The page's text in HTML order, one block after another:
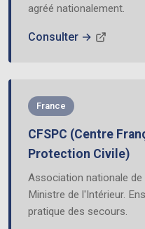
agréé nationalement.
Consulter →
France
CFSPC (Centre
Protection Civile)
Association nationale de
Ministre de l'Intérieur.
pratique des secours.